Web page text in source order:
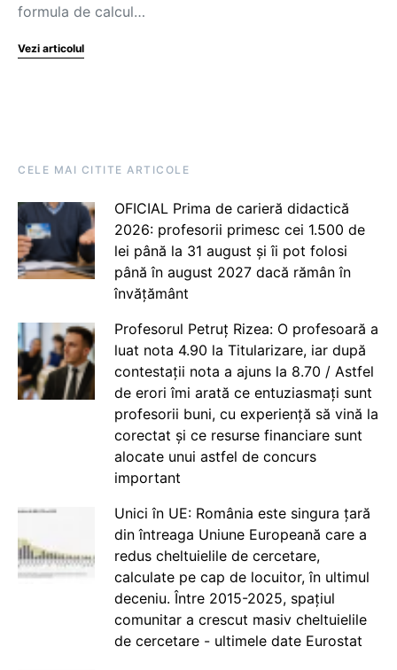
formula de calcul…
Vezi articolul
CELE MAI CITITE ARTICOLE
OFICIAL Prima de carieră didactică
2026: profesorii primesc cei 1.500 de
lei până la 31 august și îi pot folosi
până în august 2027 dacă rămân în
învățământ
Profesorul Petruț Rizea: O profesoară a
luat nota 4.90 la Titularizare, iar după
contestații nota a ajuns la 8.70 / Astfel
de erori îmi arată ce entuziasmați sunt
profesorii buni, cu experiență să vină la
corectat și ce resurse financiare sunt
alocate unui astfel de concurs
important
Unici în UE: România este singura țară
din întreaga Uniune Europeană care a
redus cheltuielile de cercetare,
calculate pe cap de locuitor, în ultimul
deceniu. Între 2015-2025, spațiul
comunitar a crescut masiv cheltuielile
de cercetare - ultimele date Eurostat